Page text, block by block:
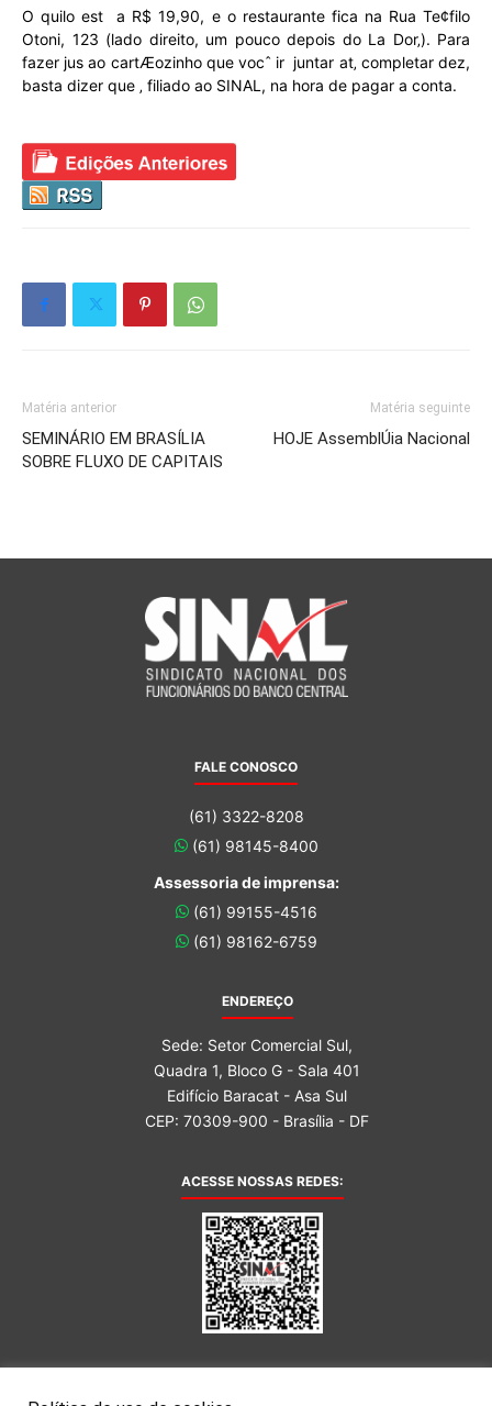
O quilo est a R$ 19,90, e o restaurante fica na Rua Te¢filo
Otoni, 123 (lado direito, um pouco depois do La Dor‚). Para
fazer jus ao cartÆozinho que vocˆ ir juntar at‚ completar dez,
basta dizer que ‚ filiado ao SINAL, na hora de pagar a conta.
Matéria anterior
SEMINÁRIO EM BRASÍLIA
SOBRE FLUXO DE CAPITAIS
Matéria seguinte
HOJE AssemblÚia Nacional
FALE CONOSCO
(61) 3322-8208
(61) 98145-8400
Assessoria de imprensa:
(61) 99155-4516
(61) 98162-6759
ENDEREÇO
Sede: Setor Comercial Sul,
Quadra 1, Bloco G - Sala 401
Edifício Baracat - Asa Sul
CEP: 70309-900 - Brasília - DF
ACESSE NOSSAS REDES: